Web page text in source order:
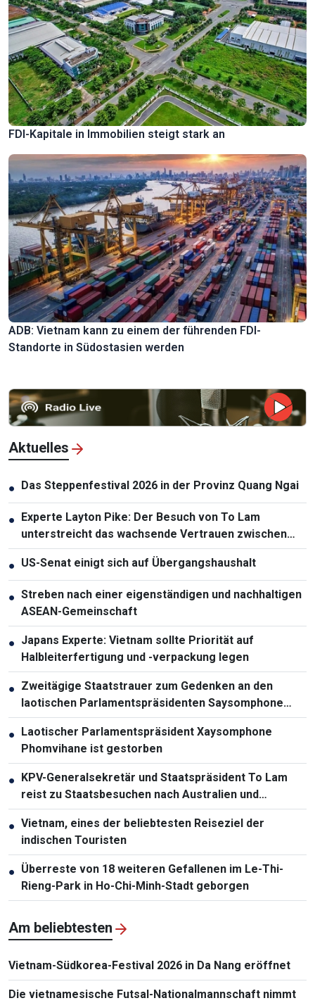
FDI-Kapitale in Immobilien steigt stark an
ADB: Vietnam kann zu einem der führenden FDI-
Standorte in Südostasien werden
Aktuelles
● Das Steppenfestival 2026 in der Provinz Quang Ngai
● Experte Layton Pike: Der Besuch von To Lam
unterstreicht das wachsende Vertrauen zwischen
Vietnam und Australien
● US-Senat einigt sich auf Übergangshaushalt
● Streben nach einer eigenständigen und nachhaltigen
ASEAN-Gemeinschaft
● Japans Experte: Vietnam sollte Priorität auf
Halbleiterfertigung und -verpackung legen
● Zweitägige Staatstrauer zum Gedenken an den
laotischen Parlamentspräsidenten Saysomphone
Phomvihane
● Laotischer Parlamentspräsident Xaysomphone
Phomvihane ist gestorben
● KPV-Generalsekretär und Staatspräsident To Lam
reist zu Staatsbesuchen nach Australien und
Neuseeland
● Vietnam, eines der beliebtesten Reiseziel der
indischen Touristen
● Überreste von 18 weiteren Gefallenen im Le-Thi-
Rieng-Park in Ho-Chi-Minh-Stadt geborgen
Am beliebtesten
Vietnam-Südkorea-Festival 2026 in Da Nang eröffnet
Die vietnamesische Futsal-Nationalmannschaft nimmt